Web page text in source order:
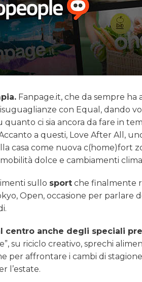
Fanpage.it, che da sempre
con Equal, dando
ci sia ancora da fare in
a questi, Love After All,
casa come nuova c(home)fort
dolce e cambiamenti
sullo sport che finalmente
Open, occasione per parlare
centro anche degli speciali
su riciclo creativo, sprechi
per affrontare i cambi di
l’estate.